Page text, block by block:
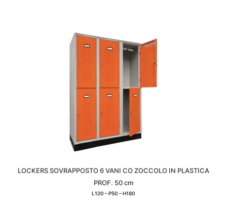
LOCKERS SOVRAPPOSTO 6 VANI CO ZOCCOLO IN PLASTICA
PROF. 50 cm
L120 – P50 – H180